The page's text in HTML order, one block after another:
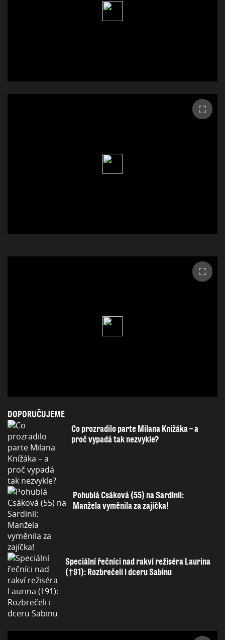
DOPORUČUJEME
Co prozradilo parte Milana Knížáka – a
proč vypadá tak nezvykle?
Pohublá Csáková (55) na Sardinii:
Manžela vyměnila za zajíčka!
Speciální řečníci nad rakví režiséra Laurina
(†91): Rozbrečeli i dceru Sabinu